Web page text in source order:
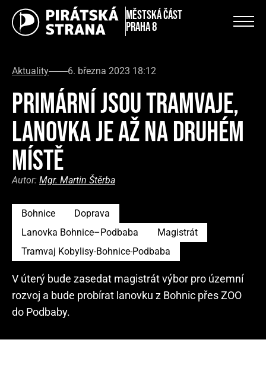
městská část
Praha 8
Aktuality 6. března 2023 18:12
PRIMÁRNÍ JSOU TRAMVAJE,
LANOVKA JE AŽ NA DRUHÉM
MÍSTĚ
Autor: Mgr. Martin Štěrba
Bohnice
Doprava
Lanovka Bohnice–Podbaba
Magistrát
Tramvaj Kobylisy-Bohnice-Podbaba
V úterý bude zasedat magistrát výbor pro územní
rozvoj a bude probírat lanovku z Bohnic přes ZOO
do Podbaby.